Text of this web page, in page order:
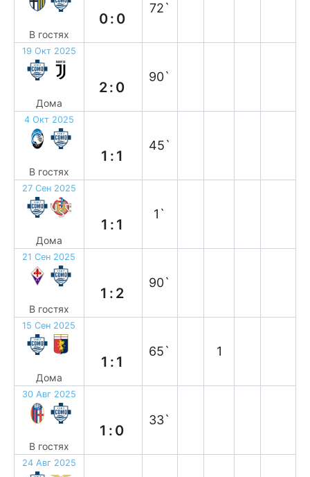
В гостях
0:0
72`
19 Окт 2025
Дома
2:0
90`
4 Окт 2025
В гостях
1:1
45`
27 Сен 2025
Дома
1:1
1`
21 Сен 2025
В гостях
1:2
90`
15 Сен 2025
Дома
1:1
65` 1
30 Авг 2025
В гостях
1:0
33`
24 Авг 2025